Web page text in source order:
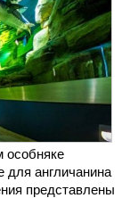
особняке
для англичанина
представлены